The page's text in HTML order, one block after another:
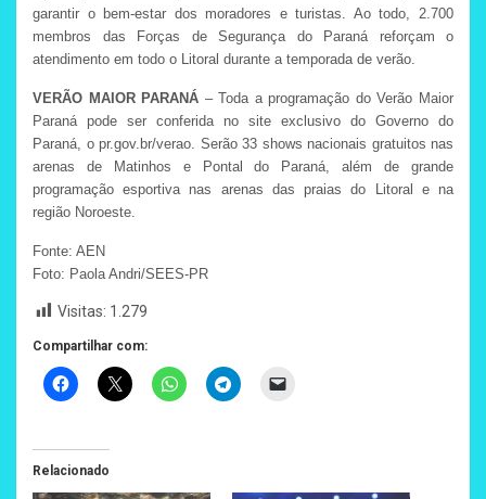
garantir o bem-estar dos moradores e turistas. Ao todo, 2.700
membros das Forças de Segurança do Paraná reforçam o
atendimento em todo o Litoral durante a temporada de verão.
VERÃO MAIOR PARANÁ – Toda a programação do Verão Maior
Paraná pode ser conferida no site exclusivo do Governo do
Paraná, o pr.gov.br/verao. Serão 33 shows nacionais gratuitos nas
arenas de Matinhos e Pontal do Paraná, além de grande
programação esportiva nas arenas das praias do Litoral e na
região Noroeste.
Fonte: AEN
Foto: Paola Andri/SEES-PR
Visitas: 1.279
Compartilhar com:
Relacionado